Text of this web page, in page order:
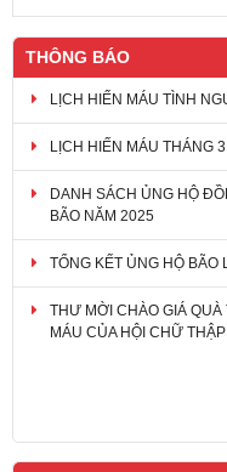
THÔNG BÁO
LỊCH HIẾN MÁU TÌNH
LỊCH HIẾN MÁU THÁNG
DANH SÁCH ỦNG HỘ
BÃO NĂM 2025
TỔNG KẾT ỦNG HỘ
THƯ MỜI CHÀO GIÁ
MÁU CỦA HỘI CHỮ